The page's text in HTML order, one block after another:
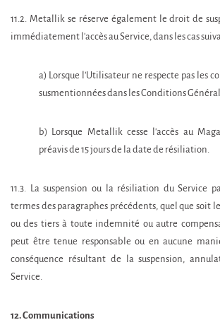
11.2. Metallik se réserve également le droit de
immédiatement l'accès au Service, dans les cas
a) Lorsque l'Utilisateur ne respecte pas les
susmentionnées dans les Conditions
b) Lorsque Metallik cesse l'accès au
préavis de 15 jours de la date de résiliation.
11.3. La suspension ou la résiliation du Service
termes des paragraphes précédents, quel que soit
ou des tiers à toute indemnité ou autre
peut être tenue responsable ou en aucune
conséquence résultant de la suspension,
Service.
12. Communications